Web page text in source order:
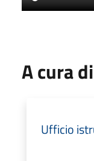
A cura di
Ufficio